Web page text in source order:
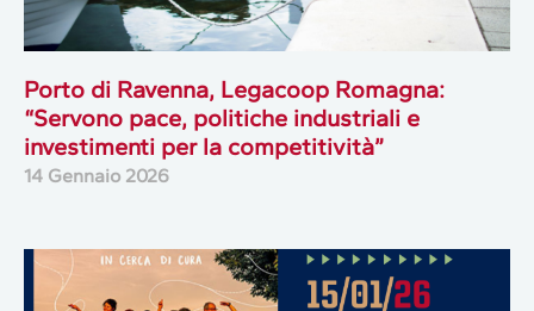
Porto di Ravenna, Legacoop Romagna:
“Servono pace, politiche industriali e
investimenti per la competitività”
14 Gennaio 2026